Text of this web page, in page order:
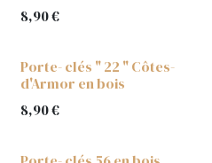
8,90€
Porte- clés " 22 " Côtes-
d'Armor en bois
8,90€